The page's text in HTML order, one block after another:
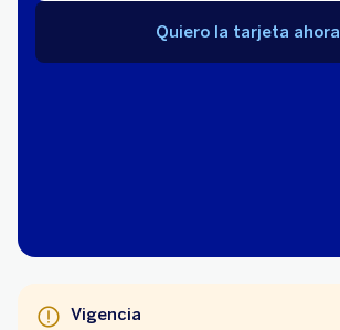
Quiero la tarjeta ahora
Vigencia